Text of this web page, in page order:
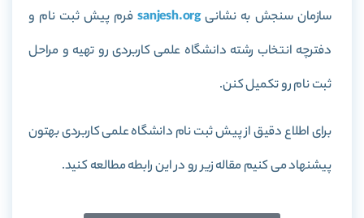
سازمان سنجش به نشانیsanjesh.orgفرم پیش ثبت نام و
دفترچه انتخاب رشته دانشگاه علمی کاربردی رو تهیه و مراحل
ثبت نام رو تکمیل کنن.
برای اطلاع دقیق از پیش ثبت نام دانشگاه علمی کاربردی بهتون
پیشنهاد می کنیم مقاله زیر رو در این رابطه مطالعه کنید.